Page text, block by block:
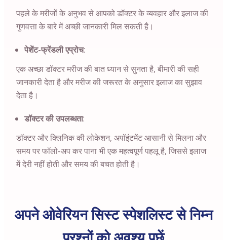
पहले के मरीजों के अनुभव से आपको डॉक्टर के व्यवहार और इलाज की
गुणवत्ता के बारे में अच्छी जानकारी मिल सकती है।
पेशेंट-फ्रेंडली एप्रोच:
एक अच्छा डॉक्टर मरीज की बात ध्यान से सुनता है, बीमारी की सही
जानकारी देता है और मरीज की जरूरत के अनुसार इलाज का सुझाव
देता है।
डॉक्टर की उपलब्धता:
डॉक्टर और क्लिनिक की लोकेशन, अपॉइंटमेंट आसानी से मिलना और
समय पर फॉलो-अप कर पाना भी एक महत्वपूर्ण पहलू है, जिससे इलाज
में देरी नहीं होती और समय की बचत होती है।
अपने ओवेरियन सिस्ट स्पेशलिस्ट से निम्न